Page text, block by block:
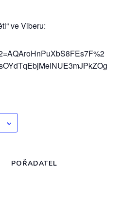
ve Viberu:
POŘADATEL